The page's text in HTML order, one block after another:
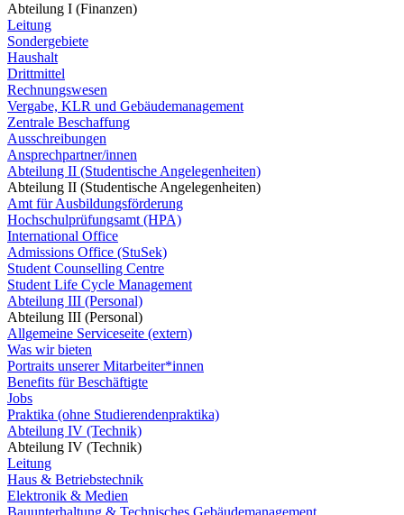
Abteilung I (Finanzen)
Leitung
Sondergebiete
Haushalt
Drittmittel
Rechnungswesen
Vergabe, KLR und Gebäudemanagement
Zentrale Beschaffung
Ausschreibungen
Ansprechpartner/innen
Abteilung II (Studentische Angelegenheiten)
Abteilung II (Studentische Angelegenheiten)
Amt für Ausbildungsförderung
Hochschulprüfungsamt (HPA)
International Office
Admissions Office (StuSek)
Student Counselling Centre
Student Life Cycle Management
Abteilung III (Personal)
Abteilung III (Personal)
Allgemeine Serviceseite (extern)
Was wir bieten
Portraits unserer Mitarbeiter*innen
Benefits für Beschäftigte
Jobs
Praktika (ohne Studierendenpraktika)
Abteilung IV (Technik)
Abteilung IV (Technik)
Leitung
Haus & Betriebstechnik
Elektronik & Medien
Bauunterhaltung & Technisches Gebäudemanagement